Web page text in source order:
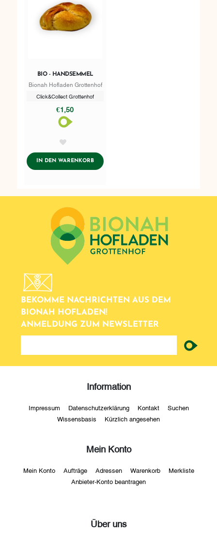
BIO - HANDSEMMEL
Bionah Hofladen Grottenhof
Click&Collect Grottenhof
€1,50
IN DEN WARENKORBADDTOCART
BEKOMME NACHRICHTEN AUS DEM
BIONAH HOFLADEN!
ANMELDUNG ZUM NEWSLETTER
newsletter
Information
Impressum Datenschutzerklärung Kontakt Suchen
Wissensbasis Kürzlich angesehen
Mein Konto
Mein Konto Aufträge Adressen Warenkorb Merkliste
Anbieter-Konto beantragen
Über uns